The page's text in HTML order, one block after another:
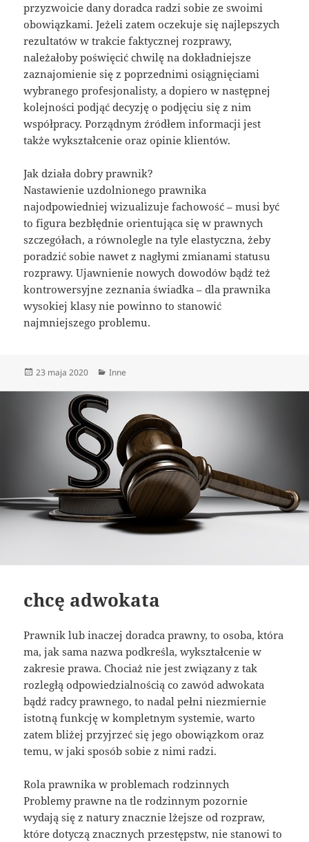
przyzwoicie dany doradca radzi sobie ze swoimi
obowiązkami. Jeżeli zatem oczekuje się najlepszych
rezultatów w trakcie faktycznej rozprawy,
należałoby poświęcić chwilę na dokładniejsze
zaznajomienie się z poprzednimi osiągnięciami
wybranego profesjonalisty, a dopiero w następnej
kolejności podjąć decyzję o podjęciu się z nim
współpracy. Porządnym źródłem informacji jest
także wykształcenie oraz opinie klientów.
Jak działa dobry prawnik?
Nastawienie uzdolnionego prawnika
najodpowiedniej wizualizuje fachowość – musi być
to figura bezbłędnie orientująca się w prawnych
szczegółach, a równolegle na tyle elastyczna, żeby
poradzić sobie nawet z nagłymi zmianami statusu
rozprawy. Ujawnienie nowych dowodów bądź też
kontrowersyjne zeznania świadka – dla prawnika
wysokiej klasy nie powinno to stanowić
najmniejszego problemu.
Data
23 maja 2020 Kategorie
Inne
chcę adwokata
Prawnik lub inaczej doradca prawny, to osoba, która
ma, jak sama nazwa podkreśla, wykształcenie w
zakresie prawa. Chociaż nie jest związany z tak
rozległą odpowiedzialnością co zawód adwokata
bądź radcy prawnego, to nadal pełni niezmiernie
istotną funkcję w kompletnym systemie, warto
zatem bliżej przyjrzeć się jego obowiązkom oraz
temu, w jaki sposób sobie z nimi radzi.
Rola prawnika w problemach rodzinnych
Problemy prawne na tle rodzinnym pozornie
wydają się z natury znacznie lżejsze od rozpraw,
które dotyczą znacznych przestępstw, nie stanowi to